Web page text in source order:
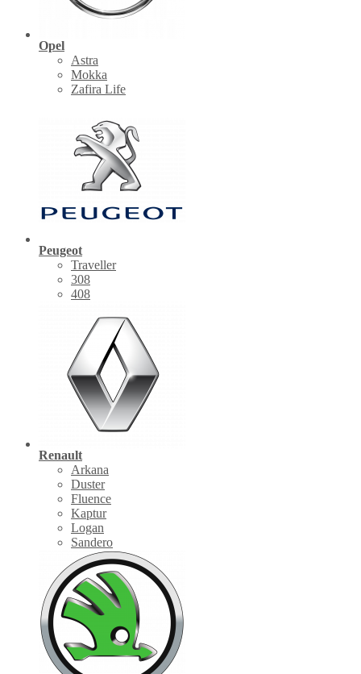
Opel
Astra
Mokka
Zafira Life
Peugeot
Traveller
308
408
Renault
Arkana
Duster
Fluence
Kaptur
Logan
Sandero